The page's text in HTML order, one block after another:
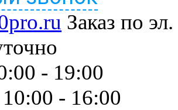
Заказ по
- 19:00
- 16:00